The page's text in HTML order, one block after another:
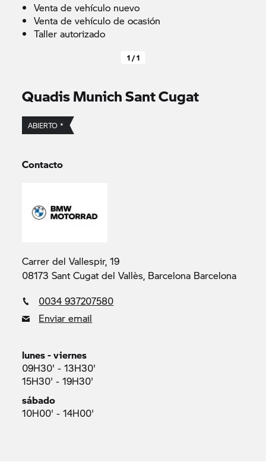
Venta de vehículo nuevo
Venta de vehículo de ocasión
Taller autorizado
1 / 1
Quadis Munich Sant Cugat
ABIERTO *
Contacto
Carrer del Vallespir, 19
08173 Sant Cugat del Vallès, Barcelona Barcelona
0034 937207580
Enviar email
lunes - viernes
09H30' - 13H30'
15H30' - 19H30'
sábado
10H00' - 14H00'